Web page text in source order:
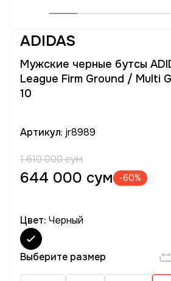
ADIDAS
Мужские черные бутсы
League Firm Ground / Multi
10
Артикул: jr8989
1 610 000 сум
644 000 сум -60%
Цвет: Черный
Выберите размер